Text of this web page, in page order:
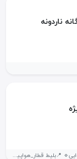
ناردونه
🟢تور کربلای معلی و نجف اشرف 🟡هرهفته 🔹️زمینی و هوایی🔹️ 📍بلیط قطار_هواپیما_اوتوبوس...